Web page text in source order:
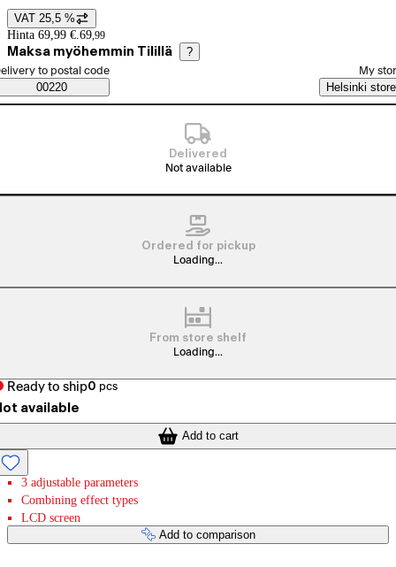
Price details
VAT 25,5 %
Hinta 69,99 €. 69,99
Maksa myöhemmin Tilillä ?
Saatavuustiedot
order method
to postal code
00220
My
Helsinki store
Delivered
Not available
Ordered for pickup
Loading...
From store shelf
Loading...
Ready to ship0 pcs
available
Add to cart
3 adjustable parameters
Combining effect types
LCD screen
Add to comparison